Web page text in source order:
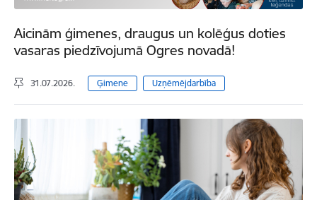
Aicinām ģimenes, draugus un kolēģus doties
vasaras piedzīvojumā Ogres novadā!
31.07.2026. Ģimene Uzņēmējdarbība